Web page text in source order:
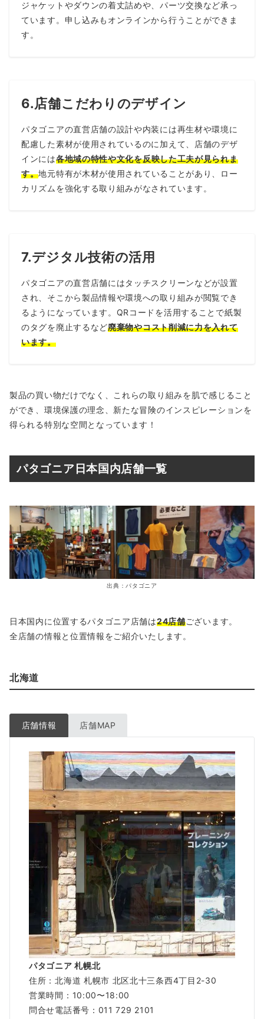
ジャケットやダウンの着丈詰めや、パーツ交換など承っ
ています。申し込みもオンラインから行うことができま
す。
6.店舗こだわりのデザイン
パタゴニアの直営店舗の設計や内装には再生材や環境に
配慮した素材が使用されているのに加えて、店舗のデザ
インには各地域の特性や文化を反映した工夫が見られま
す。地元特有が木材が使用されていることがあり、ロー
カリズムを強化する取り組みがなされています。
7.デジタル技術の活用
パタゴニアの直営店舗にはタッチスクリーンなどが設置
され、そこから製品情報や環境への取り組みが閲覧でき
るようになっています。QRコードを活用することで紙製
のタグを廃止するなど廃棄物やコスト削減に力を入れて
います。
製品の買い物だけでなく、これらの取り組みを肌で感じること
ができ、環境保護の理念、新たな冒険のインスピレーションを
得られる特別な空間となっています！
パタゴニア日本国内店舗一覧
出典：パタゴニア
日本国内に位置するパタゴニア店舗は24店舗ございます。
全店舗の情報と位置情報をご紹介いたします。
北海道
店舗情報 店舗MAP
パタゴニア 札幌北
住所：北海道 札幌市 北区北十三条西4丁目2-30
営業時間：10:00〜18:00
問合せ電話番号：011 729 2101